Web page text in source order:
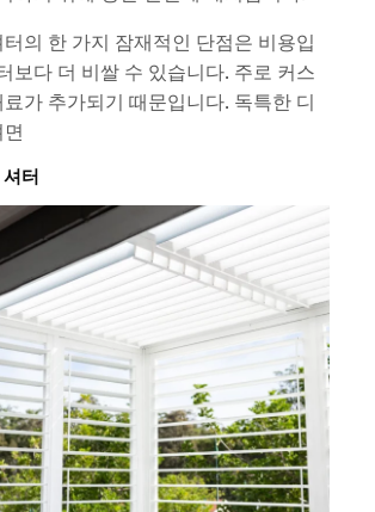
의 한 가지 잠재적인 단점은 비용입
보다 더 비쌀 수 있습니다. 주로 커스
가 추가되기 때문입니다. 독특한 디
터